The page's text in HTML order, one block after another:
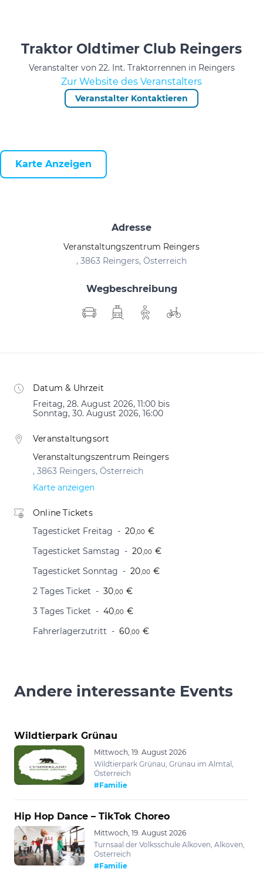
Traktor Oldtimer Club Reingers
Veranstalter von 22. Int. Traktorrennen in Reingers
Zur Website des Veranstalters
Veranstalter Kontaktieren
Karte Anzeigen
Adresse
Veranstaltungszentrum Reingers
, 3863 Reingers, Österreich
Wegbeschreibung
Datum & Uhrzeit
Freitag, 28. August 2026, 11:00 bis
Sonntag, 30. August 2026, 16:00
Veranstaltungsort
Veranstaltungszentrum Reingers
, 3863 Reingers, Österreich
Karte anzeigen
Online Tickets
Tagesticket Freitag
20 ,00 €
Tagesticket Samstag
20 ,00 €
Tagesticket Sonntag
20 ,00 €
2 Tages Ticket
30 ,00 €
3 Tages Ticket
40 ,00 €
Fahrerlagerzutritt
60 ,00 €
Andere interessante Events
Wildtierpark Grünau
Mittwoch, 19. August 2026
Wildtierpark Grünau, Grünau im Almtal,
Österreich
#Familie
Hip Hop Dance – TikTok Choreo
Mittwoch, 19. August 2026
Turnsaal der Volksschule Alkoven, Alkoven,
Österreich
#Familie